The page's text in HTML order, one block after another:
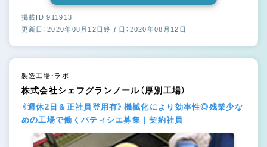
掲載ID 911913
更新日：2020年08月12日終了日：2020年08月12日
製造工場・ラボ
株式会社シェフグランノール（厚別工場）
《週休2日＆正社員登用有》機械化により効率性◎残業少な
めの工場で働くパティシエ募集｜契約社員